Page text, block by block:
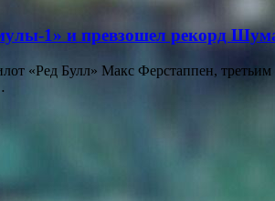
1» и превзошел рекорд
«Ред Булл» Макс Ферстаппен,